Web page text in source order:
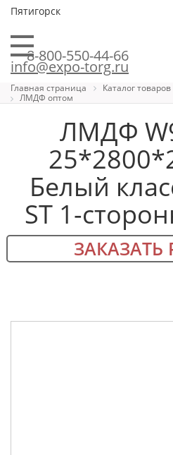
Пятигорск
8-800-550-44-66
info@expo-torg.ru
Главная страница Каталог товаров
ЛМДФ оптом
ЛМДФ
Белый
ST 1-
ЗАКАЗАТЬ